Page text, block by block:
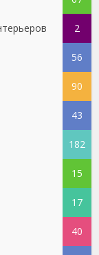
2
56
90
43
182
15
17
40